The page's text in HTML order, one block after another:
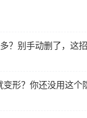
？别手动删了，这
形？你还没用这个